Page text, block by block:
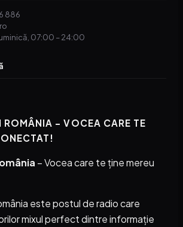
886
07:00 – 24:00
ROMÂNIA – VOCEA CARE TE
– Vocea care te ține mereu
este postul de radio care
mixul perfect dintre informație